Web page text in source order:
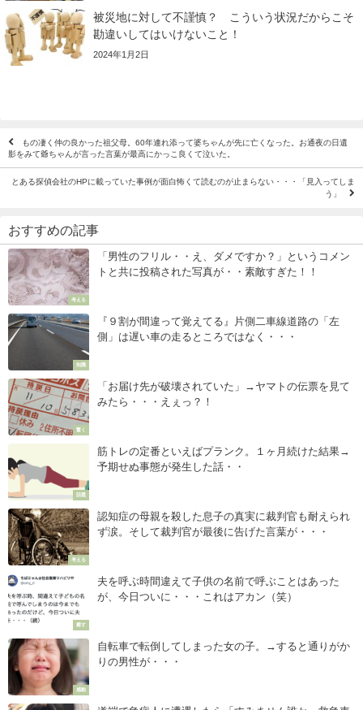
被災地に対して不謹慎？ こういう状況だからこそ
勘違いしてはいけないこと！
2024年1月2日
もの凄く仲の良かった祖父母。60年連れ添って婆ちゃんが先に亡くなった。お通夜の日遺
影をみて爺ちゃんが言った言葉が最高にかっこ良くて泣いた。
とある探偵会社のHPに載っていた事例が面白怖くて読むのが止まらない・・・「見入ってしま
う」
おすすめの記事
考える
「男性のフリル・・え、ダメですか？」というコメン
トと共に投稿された写真が・・素敵すぎた！！
知識
『９割が間違って覚えてる』片側二車線道路の「左
側」は遅い車の走るところではなく・・・
驚く
「お届け先が破壊されていた」→ヤマトの伝票を見て
みたら・・・えぇっ？！
話題
筋トレの定番といえばプランク。１ヶ月続けた結果→
予期せぬ事態が発生した話・・
考える
認知症の母親を殺した息子の真実に裁判官も耐えられ
ず涙。そして裁判官が最後に告げた言葉が・・・
癒す
夫を呼ぶ時間違えて子供の名前で呼ぶことはあった
が、今日ついに・・・これはアカン（笑）
感動
自転車で転倒してしまった女の子。→すると通りがか
りの男性が・・・